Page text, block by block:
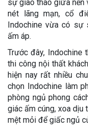
sự giao thao giữa nền
nét lãng mạn, cổ
Indochine vừa có sự
ấm áp.
Trước đây, Indochine
thi công nội thất
hiện nay rất nhiều
chọn Indochine làm
phòng ngủ phong
giác ấm cúng, xoa dịu
mệt mỏi để giấc ngủ